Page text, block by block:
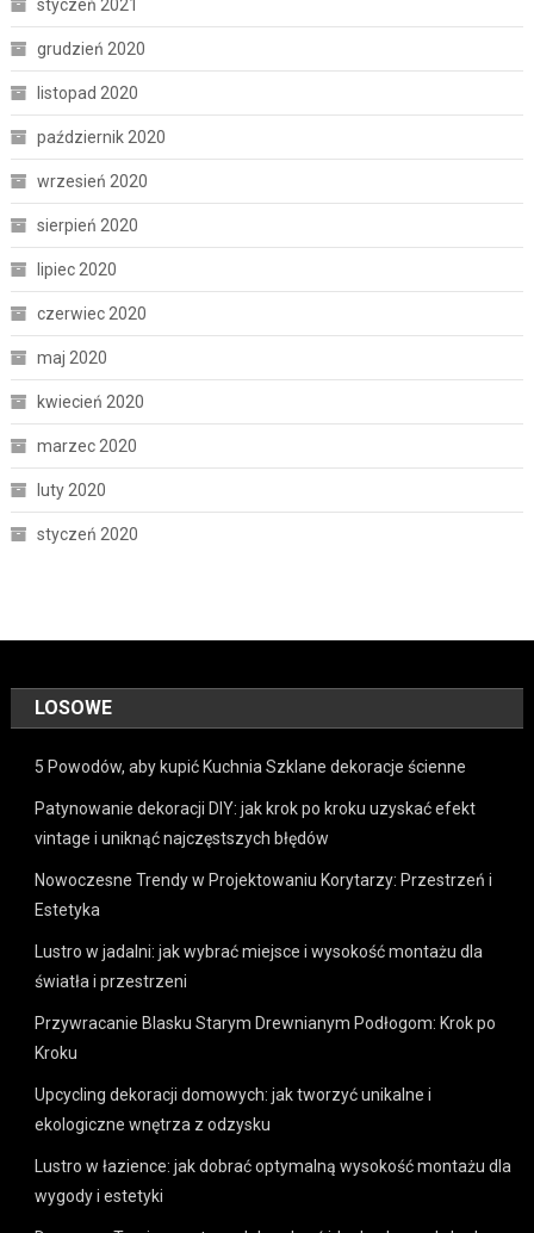
styczeń 2021
grudzień 2020
listopad 2020
październik 2020
wrzesień 2020
sierpień 2020
lipiec 2020
czerwiec 2020
maj 2020
kwiecień 2020
marzec 2020
luty 2020
styczeń 2020
LOSOWE
5 Powodów, aby kupić Kuchnia Szklane dekoracje ścienne
Patynowanie dekoracji DIY: jak krok po kroku uzyskać efekt
vintage i uniknąć najczęstszych błędów
Nowoczesne Trendy w Projektowaniu Korytarzy: Przestrzeń i
Estetyka
Lustro w jadalni: jak wybrać miejsce i wysokość montażu dla
światła i przestrzeni
Przywracanie Blasku Starym Drewnianym Podłogom: Krok po
Kroku
Upcycling dekoracji domowych: jak tworzyć unikalne i
ekologiczne wnętrza z odzysku
Lustro w łazience: jak dobrać optymalną wysokość montażu dla
wygody i estetyki